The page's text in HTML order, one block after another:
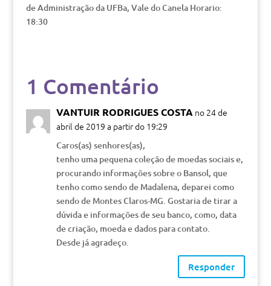
de Administração da UFBa, Vale do Canela Horario:
18:30
1 Comentário
VANTUIR RODRIGUES COSTA no 24 de
abril de 2019 a partir do 19:29
Caros(as) senhores(as),
tenho uma pequena coleção de moedas sociais e,
procurando informações sobre o Bansol, que
tenho como sendo de Madalena, deparei como
sendo de Montes Claros-MG. Gostaria de tirar a
dúvida e informações de seu banco, como, data
de criação, moeda e dados para contato.
Desde já agradeço.
Responder